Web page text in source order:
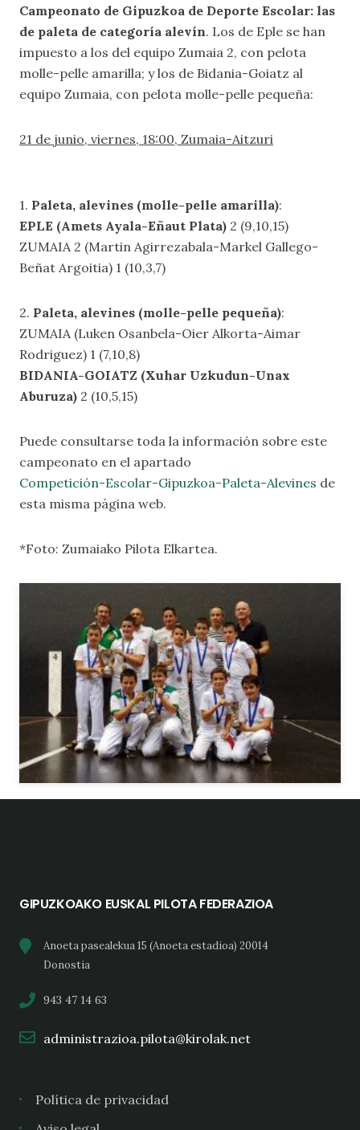
Campeonato de Gipuzkoa de Deporte Escolar: las
de paleta de categoría alevín. Los de Eple se han
impuesto a los del equipo Zumaia 2, con pelota
molle-pelle amarilla; y los de Bidania-Goiatz al
equipo Zumaia, con pelota molle-pelle pequeña:
21 de junio, viernes, 18:00, Zumaia-Aitzuri
1. Paleta, alevines (molle-pelle amarilla):
EPLE (Amets Ayala-Eñaut Plata) 2 (9,10,15)
ZUMAIA 2 (Martin Agirrezabala-Markel Gallego-
Beñat Argoitia) 1 (10,3,7)
2. Paleta, alevines (molle-pelle pequeña):
ZUMAIA (Luken Osanbela-Oier Alkorta-Aimar
Rodriguez) 1 (7,10,8)
BIDANIA-GOIATZ (Xuhar Uzkudun-Unax
Aburuza) 2 (10,5,15)
Puede consultarse toda la información sobre este
campeonato en el apartado
Competición-Escolar-Gipuzkoa-Paleta-Alevines de
esta misma página web.
*Foto: Zumaiako Pilota Elkartea.
GIPUZKOAKO EUSKAL PILOTA FEDERAZIOA
Anoeta pasealekua 15 (Anoeta estadioa) 20014
Donostia
943 47 14 63
administrazioa.pilota@kirolak.net
Política de privacidad